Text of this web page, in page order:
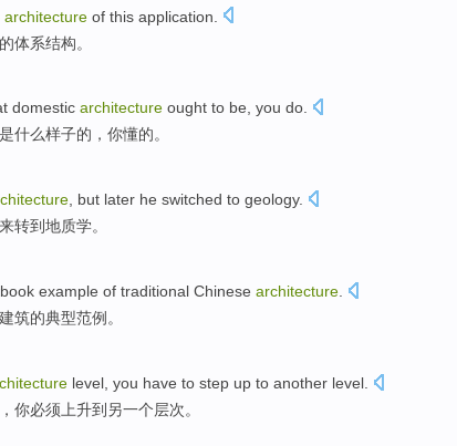
architecture of this application
的体系结构。
domestic architecture ought to be, you do.
是什么样子的，你懂的。
but later he switched to geology.
转到地质学。
example of traditional Chinese architecture
建筑的典型范例。
level you have to step up to another level
， 你必须 上升到 另一个层次。